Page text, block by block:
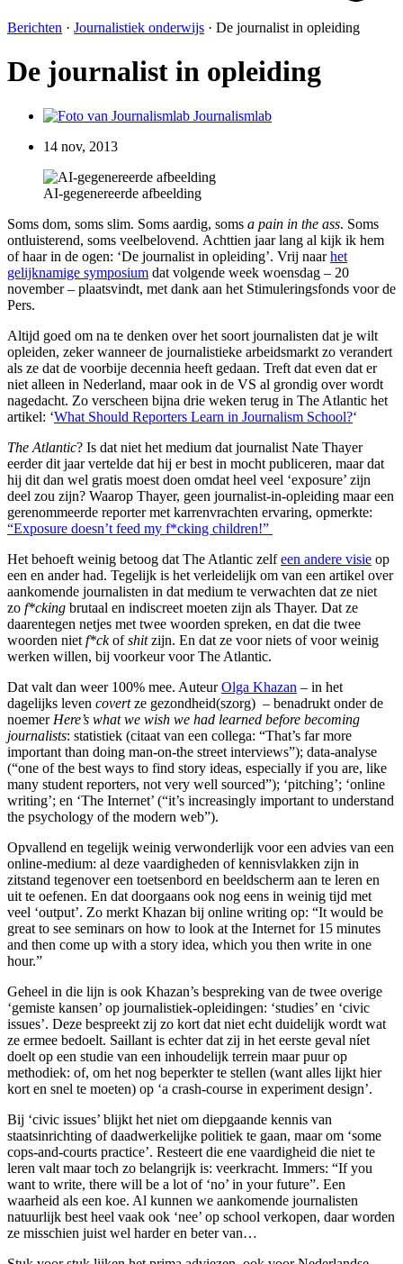
Berichten · Journalistiek onderwijs · De journalist in opleiding
De journalist in opleiding
Journalismlab
14 nov, 2013
AI-gegenereerde afbeelding
Soms dom, soms slim. Soms aardig, soms a pain in the ass. Soms
ontluisterend, soms veelbelovend. Achttien jaar lang al kijk ik hem
of haar in de ogen: ‘De journalist in opleiding’. Vrij naarhet
gelijknamige symposium dat volgende week woensdag – 20
november – plaatsvindt, met dank aan het Stimuleringsfonds voor de
Pers.
Altijd goed om na te denken over het soort journalisten dat je wilt
opleiden, zeker wanneer de journalistieke arbeidsmarkt zo verandert
als ze dat de voorbije decennia heeft gedaan. Treft dat even dat er
niet alleen in Nederland, maar ook in de VS al grondig over wordt
nagedacht. Zo verscheen bijna drie weken terug in The Atlantic het
artikel: ‘What Should Reporters Learn in Journalism School?‘
The Atlantic? Is dat niet het medium dat journalist Nate Thayer
eerder dit jaar vertelde dat hij er best in mocht publiceren, maar dat
hij dit dan wel gratis moest doen omdat heel veel ‘exposure’ zijn
deel zou zijn? Waarop Thayer, geen journalist-in-opleiding maar een
gerenommeerde reporter met karrenvrachten ervaring, opmerkte:
“Exposure doesn’t feed my f*cking children!”
Het behoeft weinig betoog dat The Atlantic zelfeen andere visie op
een en ander had. Tegelijk is het verleidelijk om van een artikel over
aankomende journalisten in dat medium te verwachten dat ze niet
zo f*cking brutaal en indiscreet moeten zijn als Thayer. Dat ze
daarentegen netjes met twee woorden spreken, en dat die twee
woorden niet f*ckofshitzijn. En dat ze voor niets of voor weinig
werken willen, bij voorkeur voor The Atlantic.
Dat valt dan weer 100% mee. AuteurOlga Khazan – in het
dagelijks leven covertze gezondheid(szorg) – benadrukt onder de
noemer Here’s what we wish we had learned before becoming
journalists: statistiek (citaat van een collega: “That’s far more
important than doing man-on-the street interviews”); data-analyse
(“one of the best ways to find story ideas, especially if you are, like
many student reporters, not very well sourced”); ‘pitching’; ‘online
writing’; en ‘The Internet’ (“it’s increasingly important to understand
the psychology of the modern web”).
Opvallend en tegelijk weinig verwonderlijk voor een advies van een
online-medium: al deze vaardigheden of kennisvlakken zijn in
zitstand tegenover een toetsenbord en beeldscherm aan te leren en
uit te oefenen. En dat doorgaans ook nog eens in weinig tijd met
veel ‘output’. Zo merkt Khazan bij online writing op: “It would be
great to see seminars on how to look at the Internet for 15 minutes
and then come up with a story idea, which you then write in one
hour.”
Geheel in die lijn is ook Khazan’s bespreking van de twee overige
‘gemiste kansen’ op journalistiek-opleidingen: ‘studies’ en ‘civic
issues’. Deze bespreekt zij zo kort dat niet echt duidelijk wordt wat
ze ermee bedoelt. Saillant is echter dat zij in het eerste geval níet
doelt op een studie van een inhoudelijk terrein maar puur op
methodiek: of, om het nog beperkter te stellen (want alles lijkt hier
kort en snel te moeten) op ‘a crash-course in experiment design’.
Bij ‘civic issues’ blijkt het niet om diepgaande kennis van
staatsinrichting of daadwerkelijke politiek te gaan, maar om ‘some
cops-and-courts practice’. Resteert die ene vaardigheid die niet te
leren valt maar toch zo belangrijk is: veerkracht. Immers: “If you
want to write, there will be a lot of ‘no’ in your future”. Een
waarheid als een koe. Al kunnen we aankomende journalisten
natuurlijk best heel vaak ook ‘nee’ op school verkopen, daar worden
ze misschien juist wel harder en beter van…